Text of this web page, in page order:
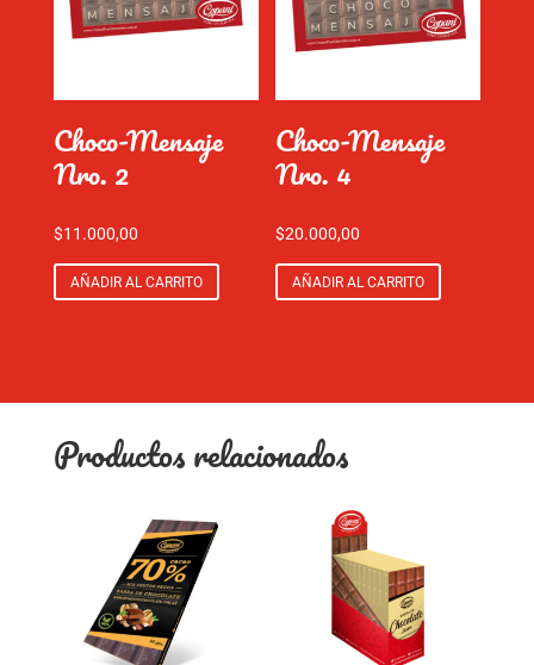
Choco-Mensaje
Nro. 2
$11.000,00
AÑADIR AL CARRITO
Choco-Mensaje
Nro. 4
$20.000,00
AÑADIR AL CARRITO
Productos relacionados